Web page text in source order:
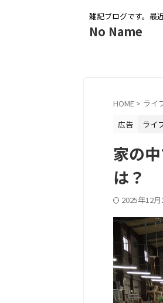
雑記ブログです。最
No Name
HOME > ライ
広告
ライ
家の
は？
2025年12